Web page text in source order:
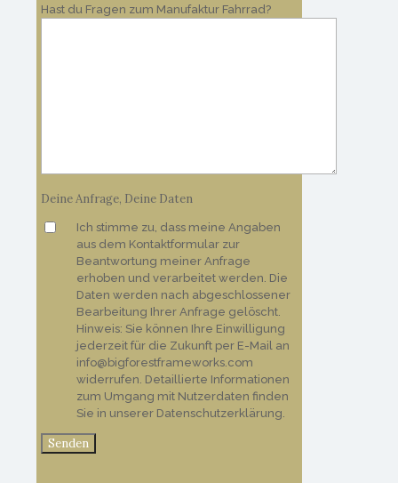
Hast du Fragen zum Manufaktur Fahrrad?
Deine Anfrage, Deine Daten
Ich stimme zu, dass meine Angaben
aus dem Kontaktformular zur
Beantwortung meiner Anfrage
erhoben und verarbeitet werden. Die
Daten werden nach abgeschlossener
Bearbeitung Ihrer Anfrage gelöscht.
Hinweis: Sie können Ihre Einwilligung
jederzeit für die Zukunft per E-Mail an
info@bigforestframeworks.com
widerrufen. Detaillierte Informationen
zum Umgang mit Nutzerdaten finden
Sie in unserer Datenschutzerklärung.